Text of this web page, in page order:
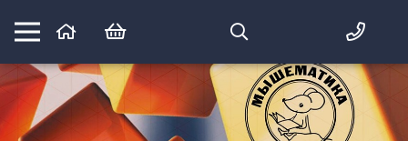
Математика вприпрыжку:
идеи и игры для детей и их родителей